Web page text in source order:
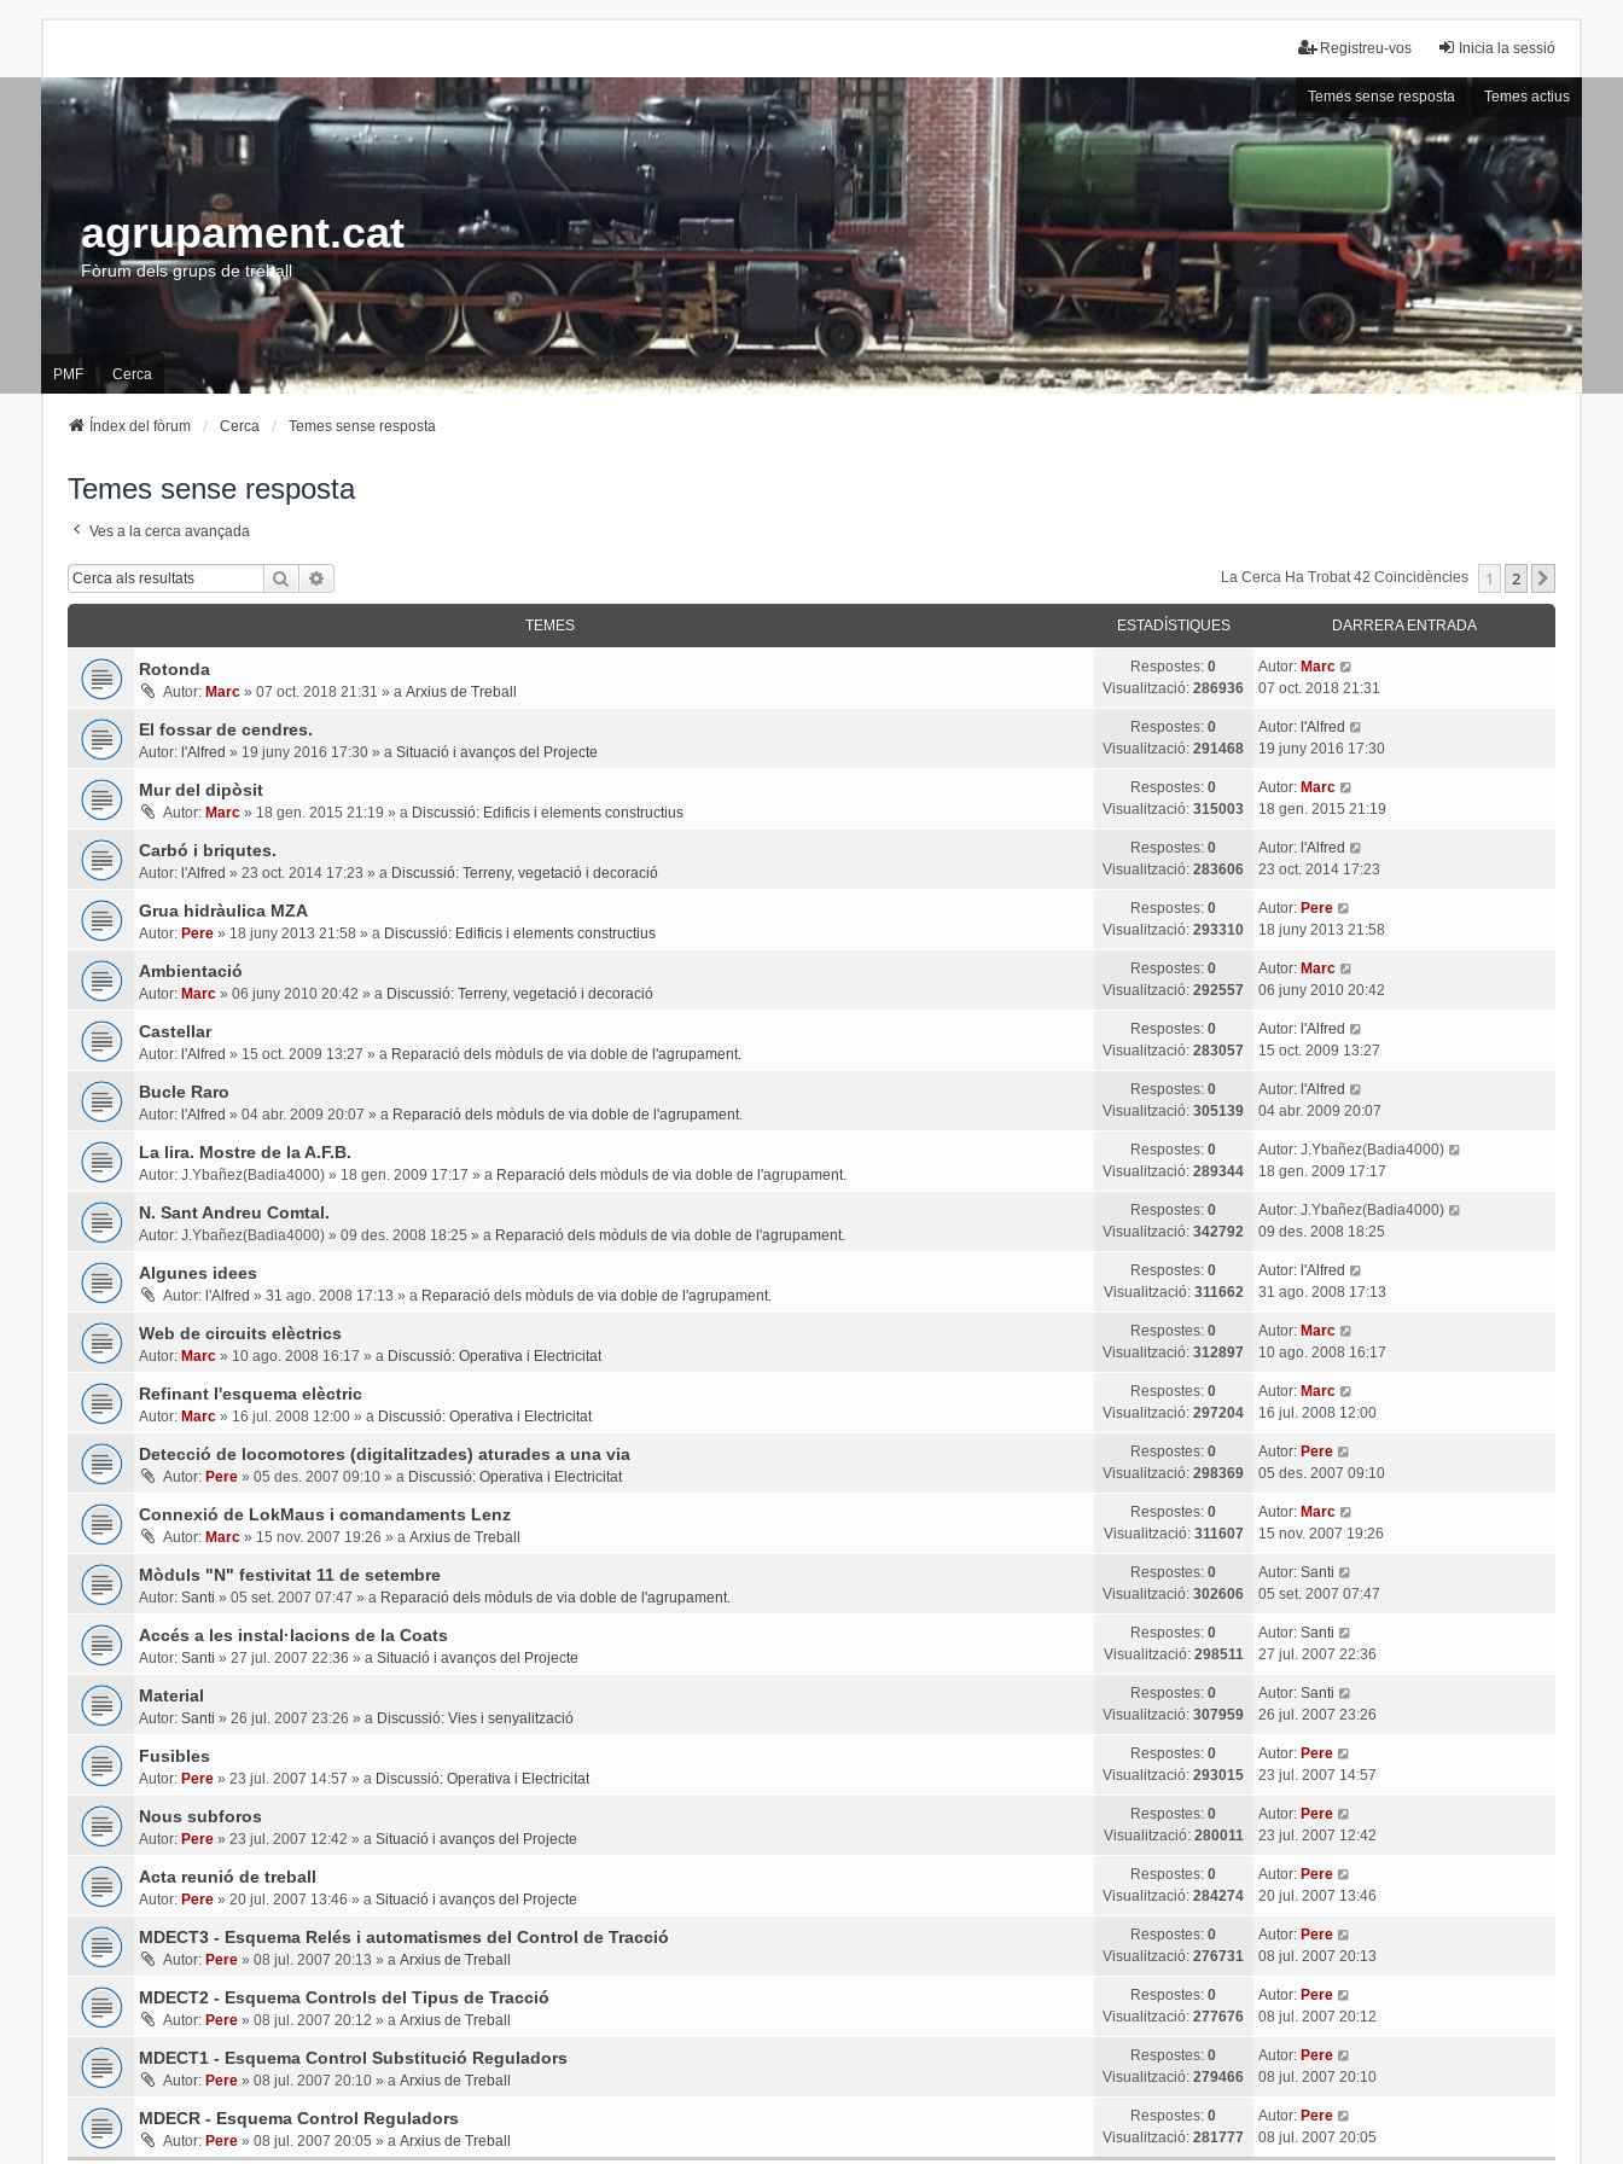
Inicia la sessió
Registreu-vos
Temes sense resposta Temes actius
agrupament.cat
Fòrum dels grups de treball
PMF Cerca
Índex del fòrum Cerca Temes sense resposta
Temes sense resposta
Ves a la cerca avançada
Cerca La Cerca Ha Trobat 42 Coincidències 1 2
TEMES ESTADÍSTIQUES DARRERA ENTRADA
Rotonda
Autor: Marc» 07 oct. 2018 21:31 » a Arxius de Treball
Respostes:0
Visualització:286936
Autor: Marc
07 oct. 2018 21:31
El fossar de cendres.
Autor: l'Alfred » 19 juny 2016 17:30» a Situació i avanços del Projecte
Respostes:0
Visualització:291468
Autor: l'Alfred
19 juny 2016 17:30
Mur del dipòsit
Autor: Marc» 18 gen. 2015 21:19 » a Discussió: Edificis i elements constructius
Respostes:0
Visualització:315003
Autor: Marc
18 gen. 2015 21:19
Carbó i briqutes.
Autor: l'Alfred » 23 oct. 2014 17:23 » a Discussió: Terreny, vegetació i decoració
Respostes:0
Visualització:283606
Autor: l'Alfred
23 oct. 2014 17:23
Grua hidràulica MZA
Autor: Pere» 18 juny 2013 21:58 » a Discussió: Edificis i elements constructius
Respostes:0
Visualització:293310
Autor: Pere
18 juny 2013 21:58
Ambientació
Autor: Marc» 06 juny 2010 20:42 » a Discussió: Terreny, vegetació i decoració
Respostes:0
Visualització:292557
Autor: Marc
06 juny 2010 20:42
Castellar
Autor: l'Alfred » 15 oct. 2009 13:27 » a Reparació dels mòduls de via doble de l'agrupament.
Respostes:0
Visualització:283057
Autor: l'Alfred
15 oct. 2009 13:27
Bucle Raro
Autor: l'Alfred » 04 abr. 2009 20:07 » a Reparació dels mòduls de via doble de l'agrupament.
Respostes:0
Visualització:305139
Autor: l'Alfred
04 abr. 2009 20:07
La lira. Mostre de la A.F.B.
Autor: J.Ybañez(Badia4000)» 18 gen. 2009 17:17 » a Reparació dels mòduls de via doble de l'agrupament.
Respostes:0
Visualització:289344
Autor: J.Ybañez(Badia4000)
18 gen. 2009 17:17
N. Sant Andreu Comtal.
Autor: J.Ybañez(Badia4000)» 09 des. 2008 18:25 » a Reparació dels mòduls de via doble de l'agrupament.
Respostes:0
Visualització:342792
Autor: J.Ybañez(Badia4000)
09 des. 2008 18:25
Algunes idees
Autor: l'Alfred » 31 ago. 2008 17:13 » a Reparació dels mòduls de via doble de l'agrupament.
Respostes:0
Visualització: 311662
Autor: l'Alfred
31 ago. 2008 17:13
Web de circuits elèctrics
Autor: Marc» 10 ago. 2008 16:17 » a Discussió: Operativa i Electricitat
Respostes:0
Visualització:312897
Autor: Marc
10 ago. 2008 16:17
Refinant l'esquema elèctric
Autor: Marc» 16 jul. 2008 12:00» a Discussió: Operativa i Electricitat
Respostes:0
Visualització:297204
Autor: Marc
16 jul. 2008 12:00
Detecció de locomotores (digitalitzades) aturades a una via
Autor: Pere» 05 des. 2007 09:10» a Discussió: Operativa i Electricitat
Respostes:0
Visualització:298369
Autor: Pere
05 des. 2007 09:10
Connexió de LokMaus i comandaments Lenz
Autor: Marc» 15 nov. 2007 19:26 » a Arxius de Treball
Respostes:0
Visualització: 311607
Autor: Marc
15 nov. 2007 19:26
Mòduls "N" festivitat 11 de setembre
Autor: Santi » 05 set. 2007 07:47 » a Reparació dels mòduls de via doble de l'agrupament.
Respostes:0
Visualització:302606
Autor: Santi
05 set. 2007 07:47
Accés a les instal·lacions de la Coats
Autor: Santi » 27 jul. 2007 22:36 » a Situació i avanços del Projecte
Respostes:0
Visualització: 298511
Autor: Santi
27 jul. 2007 22:36
Material
Autor: Santi » 26 jul. 2007 23:26 » a Discussió: Vies i senyalització
Respostes:0
Visualització:307959
Autor: Santi
26 jul. 2007 23:26
Fusibles
Autor: Pere» 23 jul. 2007 14:57 » a Discussió: Operativa i Electricitat
Respostes:0
Visualització:293015
Autor: Pere
23 jul. 2007 14:57
Nous subforos
Autor: Pere» 23 jul. 2007 12:42 » a Situació i avanços del Projecte
Respostes:0
Visualització: 280011
Autor: Pere
23 jul. 2007 12:42
Acta reunió de treball
Autor: Pere» 20 jul. 2007 13:46 » a Situació i avanços del Projecte
Respostes:0
Visualització:284274
Autor: Pere
20 jul. 2007 13:46
MDECT3 - Esquema Relés i automatismes del Control de Tracció
Autor: Pere» 08 jul. 2007 20:13 » a Arxius de Treball
Respostes:0
Visualització:276731
Autor: Pere
08 jul. 2007 20:13
MDECT2 - Esquema Controls del Tipus de Tracció
Autor: Pere» 08 jul. 2007 20:12 » a Arxius de Treball
Respostes:0
Visualització:277676
Autor: Pere
08 jul. 2007 20:12
MDECT1 - Esquema Control Substitució Reguladors
Autor: Pere» 08 jul. 2007 20:10» a Arxius de Treball
Respostes:0
Visualització:279466
Autor: Pere
08 jul. 2007 20:10
MDECR - Esquema Control Reguladors
Autor: Pere» 08 jul. 2007 20:05 » a Arxius de Treball
Respostes:0
Visualització:281777
Autor: Pere
08 jul. 2007 20:05